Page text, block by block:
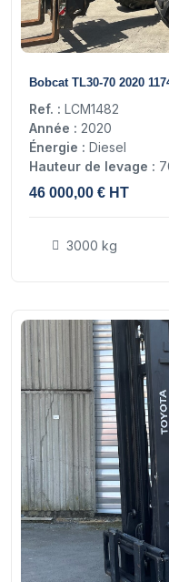
Bobcat TL30-70 2020
Ref. : LCM1482
Année : 2020
Énergie : Diesel
Hauteur de levage :
46 000,00 € HT
3000 kg